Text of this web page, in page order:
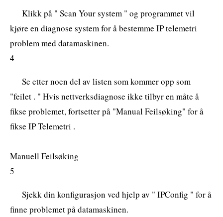
Klikk på " Scan Your system " og programmet vil
kjøre en diagnose system for å bestemme IP telemetri
problem med datamaskinen.
4
Se etter noen del av listen som kommer opp som
"feilet . " Hvis nettverksdiagnose ikke tilbyr en måte å
fikse problemet, fortsetter på "Manual Feilsøking" for å
fikse IP Telemetri .
Manuell Feilsøking
5
Sjekk din konfigurasjon ved hjelp av " IPConfig " for å
finne problemet på datamaskinen.